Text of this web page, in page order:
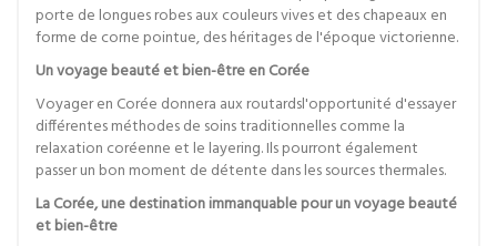
porte de longues robes aux couleurs vives et des chapeaux en
forme de corne pointue, des héritages de l'époque victorienne.
Un voyage beauté et bien-être en Corée
Voyager en Corée donnera aux routardsl'opportunité d'essayer
différentes méthodes de soins traditionnelles comme la
relaxation coréenne et le layering. Ils pourront également
passer un bon moment de détente dans les sources thermales.
La Corée, une destination immanquable pour un voyage beauté
et bien-être